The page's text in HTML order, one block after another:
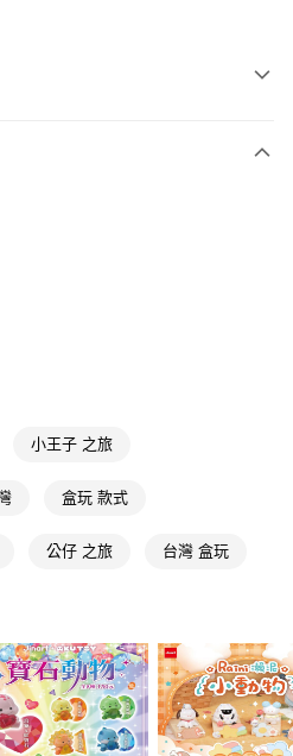
卡、不需儲值。
證，即可結帳。
再付款。
後付」後，將跳轉至「AFTEE先享後付」
)免運費
小王子 之旅
盒玩 款式
公仔 之旅 台灣 盒玩